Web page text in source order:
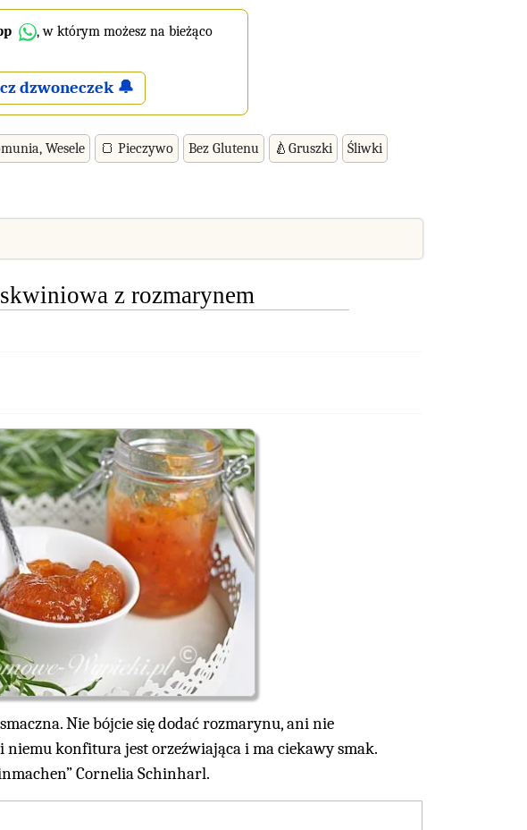
, w którym możesz na bieżąco
dzwoneczek 🔔
Wesele 🍞 Pieczywo Bez Glutenu 🍐Gruszki Śliwki
z rozmarynem
Nie bójcie się dodać rozmarynu, ani nie
niemu konfitura jest orzeźwiająca i ma ciekawy smak.
Cornelia Schinharl.